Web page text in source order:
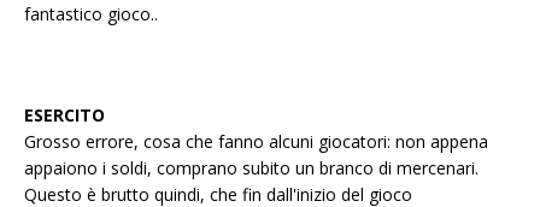
fantastico gioco..
ESERCITO
Grosso errore, cosa che fanno alcuni giocatori: non appena
appaiono i soldi, comprano subito un branco di mercenari.
Questo è brutto quindi, che fin dall'inizio del gioco